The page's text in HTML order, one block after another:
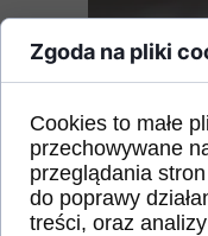
Zgoda na pliki
Cookies to małe
przechowywane
przeglądania
do poprawy
treści, oraz